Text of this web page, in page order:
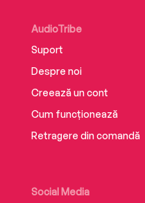
AudioTribe
Suport
Despre noi
Creează un cont
Cum funcționează
Retragere din comandă
Social Media